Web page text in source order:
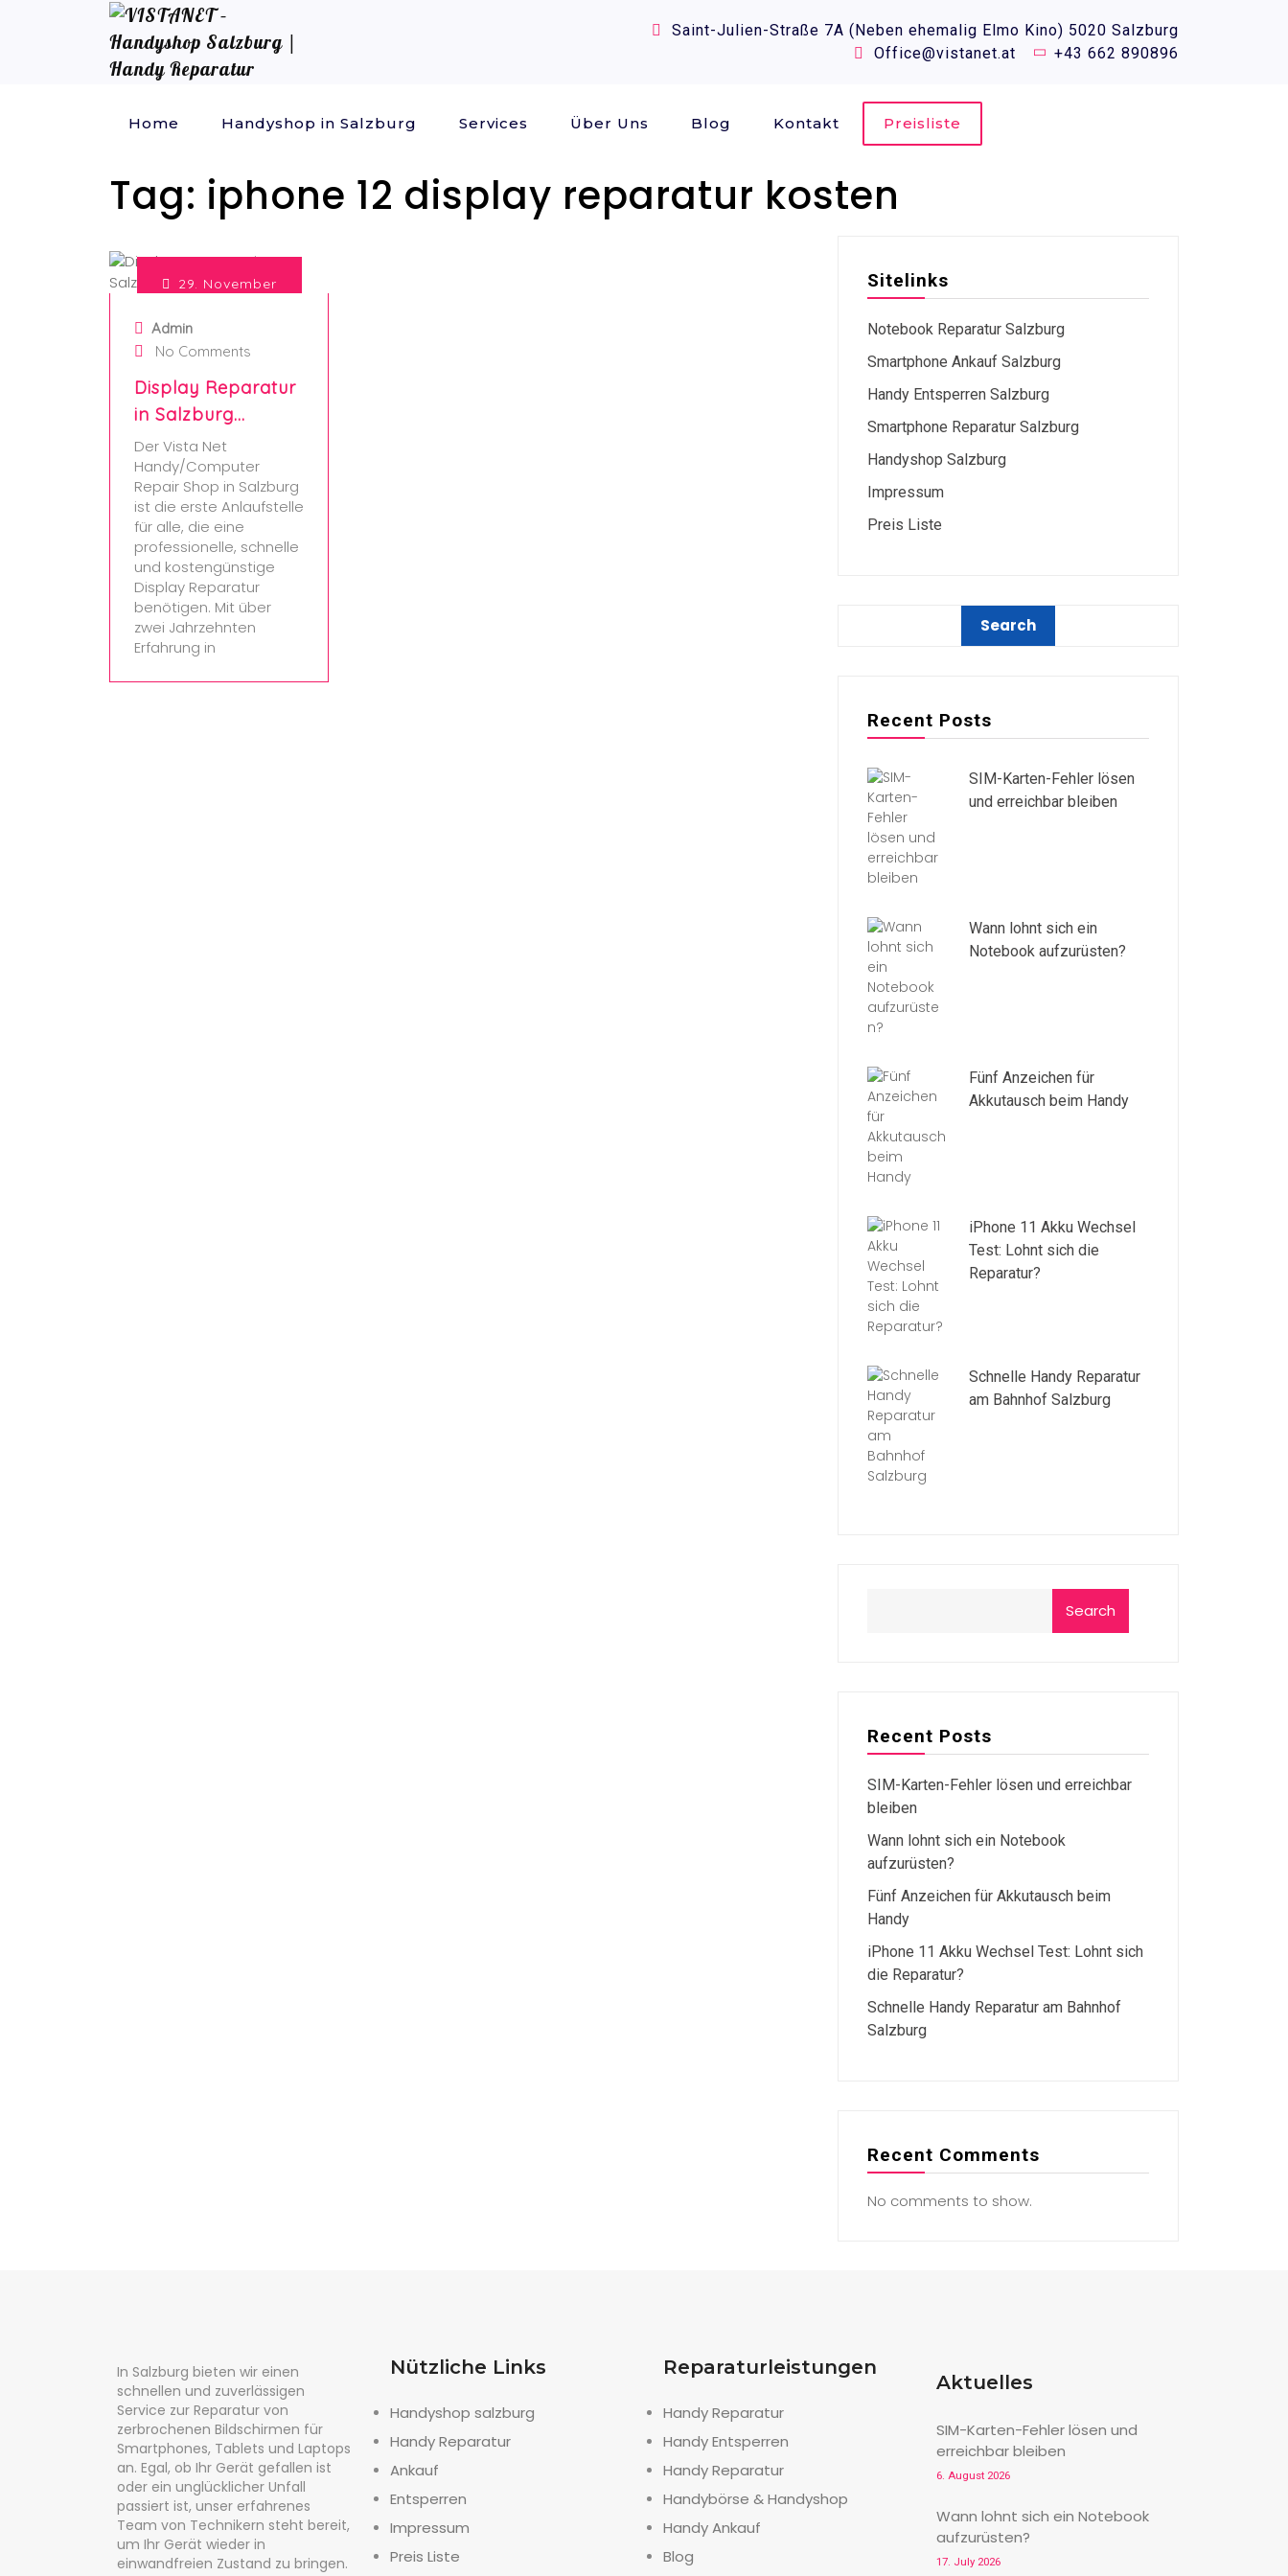
Saint-Julien-Straße 7A (Neben ehemalig Elmo Kino) 5020 Salzburg
Office@vistanet.at
+43 662 890896
Home Handyshop in Salzburg Services Über Uns Blog Kontakt Preisliste
Tag: iphone 12 display reparatur kosten
29. November
Admin
No Comments
Display Reparatur
in Salzburg…
Der Vista Net
Handy/Computer
Repair Shop in Salzburg
ist die erste Anlaufstelle
für alle, die eine
professionelle, schnelle
und kostengünstige
Display Reparatur
benötigen. Mit über
zwei Jahrzehnten
Erfahrung in
Sitelinks
Notebook Reparatur Salzburg
Smartphone Ankauf Salzburg
Handy Entsperren Salzburg
Smartphone Reparatur Salzburg
Handyshop Salzburg
Impressum
Preis Liste
Recent Posts
SIM-Karten-Fehler lösen
und erreichbar bleiben
Wann lohnt sich ein
Notebook aufzurüsten?
Fünf Anzeichen für
Akkutausch beim Handy
iPhone 11 Akku Wechsel
Test: Lohnt sich die
Reparatur?
Schnelle Handy Reparatur
am Bahnhof Salzburg
Search
Recent Posts
SIM-Karten-Fehler lösen und erreichbar
bleiben
Wann lohnt sich ein Notebook
aufzurüsten?
Fünf Anzeichen für Akkutausch beim
Handy
iPhone 11 Akku Wechsel Test: Lohnt sich
die Reparatur?
Schnelle Handy Reparatur am Bahnhof
Salzburg
Recent Comments
No comments to show.
In Salzburg bieten wir einen
schnellen und zuverlässigen
Service zur Reparatur von
zerbrochenen Bildschirmen für
Smartphones, Tablets und Laptops
an. Egal, ob Ihr Gerät gefallen ist
oder ein unglücklicher Unfall
passiert ist, unser erfahrenes
Team von Technikern steht bereit,
um Ihr Gerät wieder in
einwandfreien Zustand zu bringen.
Nützliche Links
Handyshop salzburg
Handy Reparatur
Ankauf
Entsperren
Impressum
Preis Liste
Reparaturleistungen
Handy Reparatur
Handy Entsperren
Handy Reparatur
Handybörse & Handyshop
Handy Ankauf
Blog
Aktuelles
SIM-Karten-Fehler lösen und
erreichbar bleiben
6. August 2026
Wann lohnt sich ein Notebook
aufzurüsten?
17. July 2026